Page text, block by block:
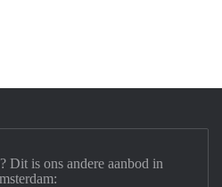
Dit is ons andere aanbod in